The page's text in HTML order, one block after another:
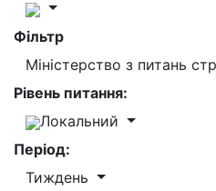
Фільтр
Міністерство з питань
Рівень питання:
Локальний
Період:
Тиждень